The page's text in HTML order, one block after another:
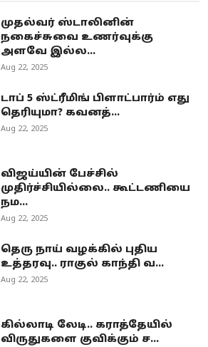
முதல்வர் ஸ்டாலினின்
நகைச்சுவை உணர்வுக்கு
அளவே இல்ல...
Aug 22, 2025
டாப் 5 ஸ்ட்ரீமிங் பிளாட்பார்ம் எது
தெரியுமா? கவனத்...
Aug 22, 2025
விஜய்யின் பேச்சில்
முதிர்ச்சியில்லை.. கூட்டணியை
நம...
Aug 22, 2025
தெரு நாய் வழக்கில் புதிய
உத்தரவு.. ராகுல் காந்தி வ...
Aug 22, 2025
கில்லாடி லேடி.. கராத்தேயில்
விருதுகளை குவிக்கும் ச...